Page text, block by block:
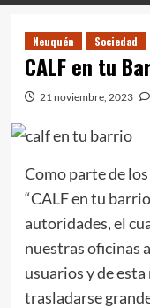
Neuquén Sociedad
CALF en tu
21 noviembre, 2023
Como parte de
“CALF en tu
autoridades, el
nuestras oficinas
usuarios y de
trasladarse